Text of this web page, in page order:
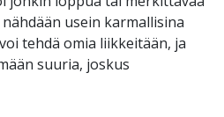
usein karmallisina
tehdä omia liikkeitään, ja
suuria, joskus